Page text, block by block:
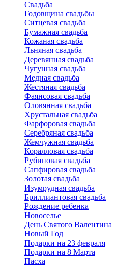
Свадьба
Годовщина свадьбы
Ситцевая свадьба
Бумажная свадьба
Кожаная свадьба
Льняная свадьба
Деревянная свадьба
Чугунная свадьба
Медная свадьба
Жестяная свадьба
Фаянсовая свадьба
Оловянная свадьба
Хрустальная свадьба
Фарфоровая свадьба
Серебряная свадьба
Жемчужная свадьба
Коралловая свадьба
Рубиновая свадьба
Сапфировая свадьба
Золотая свадьба
Изумрудная свадьба
Бриллиантовая свадьба
Рождение ребенка
Новоселье
День Святого Валентина
Новый Год
Подарки на 23 февраля
Подарки на 8 Марта
Пасха